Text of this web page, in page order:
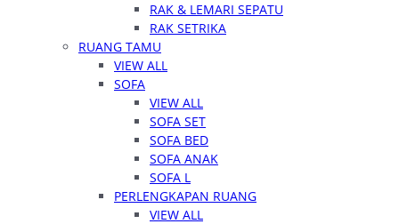
RAK & LEMARI SEPATU
RAK SETRIKA
RUANG TAMU
VIEW ALL
SOFA
VIEW ALL
SOFA SET
SOFA BED
SOFA ANAK
SOFA L
PERLENGKAPAN RUANG
VIEW ALL